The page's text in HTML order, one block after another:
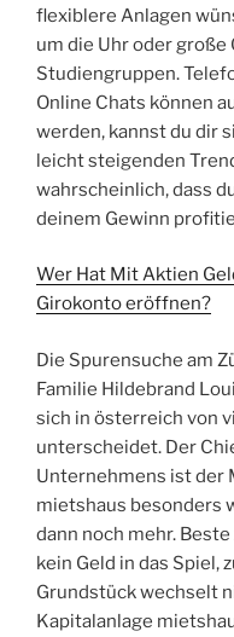
flexiblere Anlagen
um die Uhr oder
Studiengruppen.
Online Chats können
werden, kannst du dir
leicht steigenden
wahrscheinlich, dass
deinem Gewinn
Wer Hat Mit Aktien
Girokonto eröffnen?
Die Spurensuche am
Familie Hildebrand
sich in österreich von
unterscheidet. Der
Unternehmens ist der
mietshaus besonders
dann noch mehr.
kein Geld in das Spiel,
Grundstück wechselt
Kapitalanlage